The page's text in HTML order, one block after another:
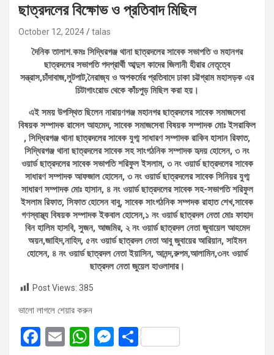
ছাত্রদলের বিক্ষোভ ও প্রতিবাদ মিছিল
October 12, 2024 talas
দৈনিক তালাশ.কমঃ সিদ্ধিরগঞ্জ থানা ছাত্রদলের সাবেক সভাপতি ও মহানগর
ছাত্রদলের সভাপতি পদপ্রার্থী আব্দুল কাদের জিলানী হীরার নেতৃত্বে
সন্ত্রাস,চাঁদাবাজ,লুটপাট,নৈরাজ্য ও অপকর্মের প্রতিবাদে ঢাকা চট্টগ্রাম মহাসড়ক এর
চিটাগাংরোড থেকে কাঁচপুড় মিছিল করা হয়।
এই সময় উপস্থিত ছিলেন নারায়ণগঞ্জ মহানগর ছাত্রদলের সাবেক সমাজসেবা
বিষয়ক সম্পাদক রাসেল আহমেদ, সাবেক সমাজসেবা বিষয়ক সম্পাদক মোঃ ইসরাফিল
, সিদ্ধিরগঞ্জ থানা ছাত্রদলের সাবেক যুগ্ম সাধারণ সম্পাদক রাকিব হাসান রিফাত,
সিদ্ধিরগঞ্জ থানা ছাত্রদলের সাবেক সহ সাংগঠনিক সম্পাদক হৃদয় হোসেন, ৩ নং
ওয়ার্ড ছাত্রদলের সাবেক সভাপতি শরিফুল ইসলাম, ৩ নং ওয়ার্ড ছাত্রদলের সাবেক
সাধারণ সম্পাদক আফজাল হোসেন, ৩ নং ওয়ার্ড ছাত্রদলের সাবেক সিনিয়র যুগ্ম
সাধারণ সম্পাদক মোঃ হাসান, ৪ নং ওয়ার্ড ছাত্রদলের সাবেক সহ-সভাপতি শরিফুল
ইসলাম রিফাত, সিফাত হোসেন বাবু, সাবেক সাংগঠনিক সম্পদক রাহাত শেখ,সাবেক
গণস্বাস্থ্য বিষয়ক সম্পাদক ইকবাল হোসেন,১ নং ওয়ার্ড ছাত্রদল নেতা মোঃ ফাহাদ
বিন হালিম হাসবি, সুজন, আজমির, ২ নং ওয়ার্ড ছাত্রদল নেতা জুবায়েল আহমেদ
অয়ন,জাহিদ,নাহিদ, ৫নং ওয়ার্ড ছাত্রদল নেতা আবু জুবায়ের আরিয়ান, সাইমন
হোসেন, ৪ নং ওয়ার্ড ছাত্রদল নেতা ইয়াসিন, আনন্দ,রুপম,আলামিন,৩নং ওয়ার্ড
ছাত্রদল নেতা জুয়েল হাওলাদার।
Post Views: 385
ভালো লাগলে শেয়ার করুন
F
E
W M S